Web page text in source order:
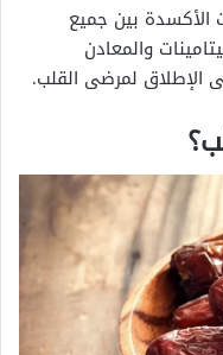
الأكسدة بين جميع
والمعادن
الإطلاق لمرضى القلب.